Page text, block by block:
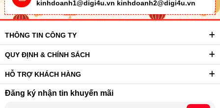
kinhdoanh1@digi4u.vn kinhdoanh2@digi4u.vn
THÔNG TIN CÔNG TY
QUY ĐỊNH & CHÍNH SÁCH
HỖ TRỢ KHÁCH HÀNG
Đăng ký nhận tin khuyến mãi